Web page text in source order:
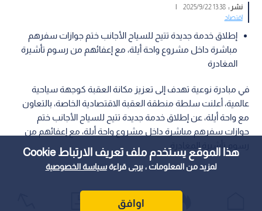
هذا الموقع يستخدم ملف تعريف الارتباط Cookie
لمزيد من المعلومات ، يرجى قراءةسياسة الخصوصية
اوافق
نشر :13:38 2025/9/22
|
اقتصاد
إطلاق خدمة جديدة تتيح للسياح الأجانب ختم جوازات سفرهم
مباشرة داخل مشروع واحة أيلة، مع إعفائهم من رسوم تأشيرة
المغادرة
في مبادرة نوعية تهدف إلى تعزيز مكانة العقبة كوجهة سياحية
عالمية، أعلنت سلطة منطقة العقبة الاقتصادية الخاصة، بالتعاون
مع واحة أيلة، عن إطلاق خدمة جديدة تتيح للسياح الأجانب ختم
جوازات سفرهم مباشرة داخل مشروع واحة أيلة، مع إعفائهم من
رسوم تأشيرة المغادرة.